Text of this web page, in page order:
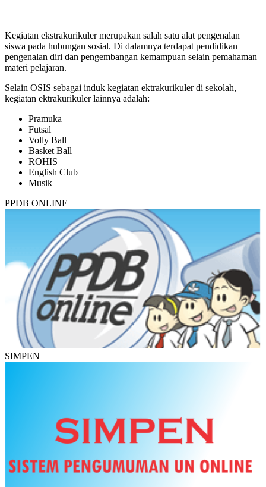
Kegiatan ekstrakurikuler merupakan salah satu alat pengenalan
siswa pada hubungan sosial. Di dalamnya terdapat pendidikan
pengenalan diri dan pengembangan kemampuan selain pemahaman
materi pelajaran.
Selain OSIS sebagai induk kegiatan ektrakurikuler di sekolah,
kegiatan ektrakurikuler lainnya adalah:
Pramuka
Futsal
Volly Ball
Basket Ball
ROHIS
English Club
Musik
PPDB ONLINE
SIMPEN